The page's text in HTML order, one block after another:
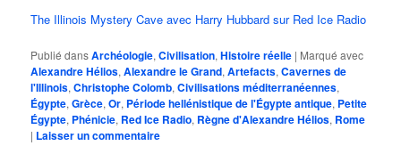
The Illinois Mystery Cave avec Harry Hubbard sur Red Ice Radio
Publié dansArchéologie,Civilisation,Histoire réelle | Marqué avec
Alexandre Hélios,Alexandre le Grand,Artefacts,Cavernes de
l'Illinois,Christophe Colomb,Civilisations méditerranéennes,
Égypte,Grèce,Or, Période hellénistique de l'Égypte antique, Petite
Égypte, Phénicie, Red Ice Radio, Règne d'Alexandre Hélios, Rome
| Laisser un commentaire